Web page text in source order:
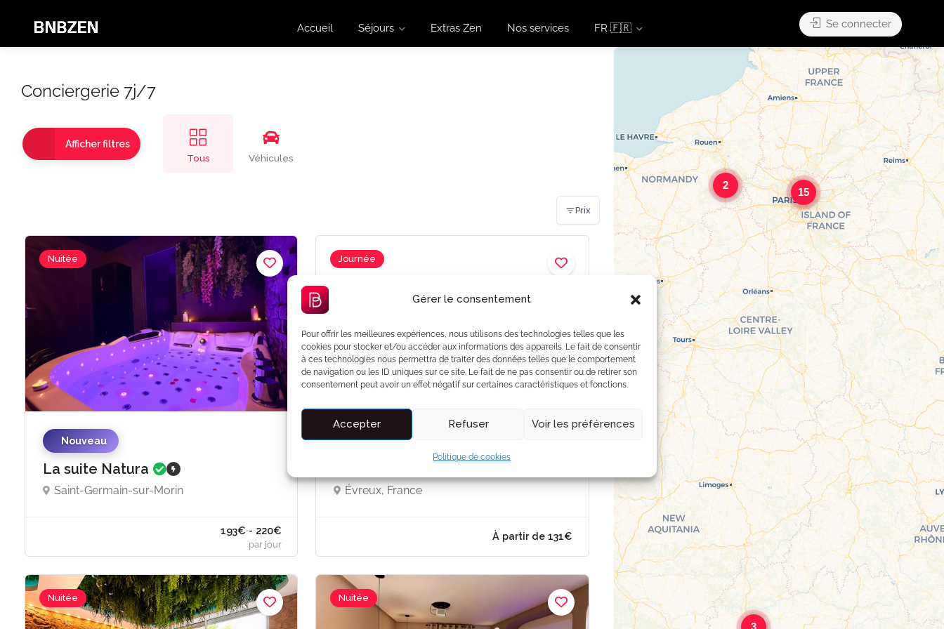
Gérer le consentement
Pour offrir les meilleures expériences, nous utilisons des technologies telles que les
cookies pour stocker et/ou accéder aux informations des appareils. Le fait de consentir
à ces technologies nous permettra de traiter des données telles que le comportement
de navigation ou les ID uniques sur ce site. Le fait de ne pas consentir ou de retirer son
consentement peut avoir un effet négatif sur certaines caractéristiques et fonctions.
Accepter Refuser Voir les préférences
Politique de cookies
Accueil Séjours Extras Zen Nos services FR 🇫🇷 Se connecter
Conciergerie 7j/7
Afficher filtres
Tous
Véhicules
Prix
Nuitée
Nouveau
La suite Natura
Saint-Germain-sur-Morin
193€ - 220€
par jour
Journée
Nouveau
Évreux, France
À partir de 131€
Nuitée Nuitée
3
2
15